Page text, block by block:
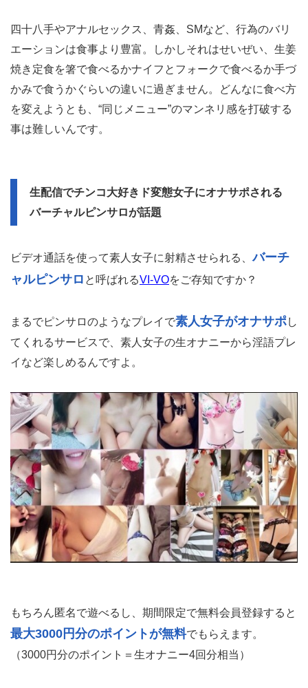
四十八手やアナルセックス、青姦、SMなど、行為のバリ
エーションは食事より豊富。しかしそれはせいぜい、生姜
焼き定食を箸で食べるかナイフとフォークで食べるか手づ
かみで食うかぐらいの違いに過ぎません。どんなに食べ方
を変えようとも、“同じメニュー”のマンネリ感を打破する
事は難しいんです。
生配信でチンコ大好きド変態女子にオナサポされる
バーチャルピンサロが話題
ビデオ通話を使って素人女子に射精させられる、バーチ
ャルピンサロ と呼ばれるVI-VOをご存知ですか？
まるでピンサロのようなプレイで素人女子がオナサポし
てくれるサービスで、素人女子の生オナニーから淫語プレ
イなど楽しめるんですよ。
もちろん匿名で遊べるし、期間限定で無料会員登録すると
最大3000円分のポイントが無料でもらえます。
（3000円分のポイント＝生オナニー4回分相当）